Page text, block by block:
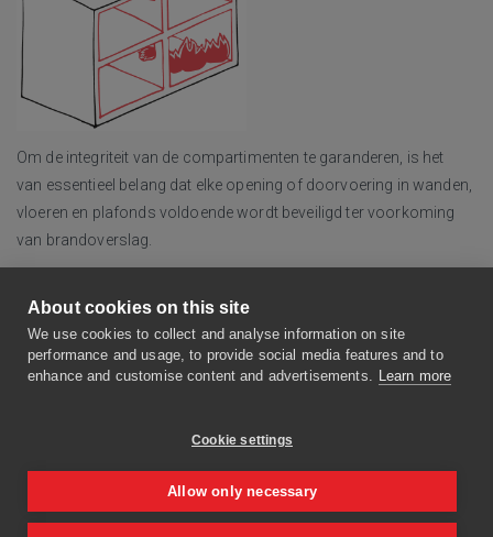
About cookies on this site
We use cookies to collect and analyse information on site
performance and usage, to provide social media features and to
enhance and customise content and advertisements. Learn more
Cookie settings
Allow only necessary
Om de integriteit van de compartimenten te garanderen, is het
van essentieel belang dat elke opening of doorvoering in wanden,
vloeren en plafonds voldoende wordt beveiligd ter voorkoming
van brandoverslag.
voor compartimentering:
mechanische ventilatie:brandwerende kleppen en
vlinderkleppen
brandbare (drukloze) leidingen:
andere doorvoeringen:brandwerend
afdichtingsmateriaal